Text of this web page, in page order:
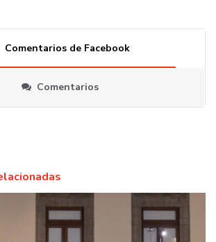
Comentarios de Facebook
Comentarios